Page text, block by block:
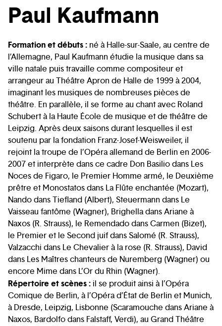
Paul Kaufmann
Formation et débuts : né à Halle-sur-Saale, au centre de
l’Allemagne, Paul Kaufmann étudie la musique dans sa
ville natale puis travaille comme compositeur et
arrangeur au Théâtre Apron de Halle de 1999 à 2004,
imaginant les musiques de nombreuses pièces de
théâtre. En parallèle, il se forme au chant avec Roland
Schubert à la Haute École de musique et de théâtre de
Leipzig. Après deux saisons durant lesquelles il est
soutenu par la fondation Franz-Josef-Weisweiler, il
rejoint la troupe de l’Opéra allemand de Berlin en 2006-
2007 et interprète dans ce cadre Don Basilio dans Les
Noces de Figaro, le Premier Homme armé, le Deuxième
prêtre et Monostatos dans La Flûte enchantée (Mozart),
Nando dans Tiefland (Albert), Steuermann dans Le
Vaisseau fantôme (Wagner), Brighella dans Ariane à
Naxos (R. Strauss), le Remendado dans Carmen (Bizet),
le Premier et le Second juif dans Salomé (R. Strauss),
Valzacchi dans Le Chevalier à la rose (R. Strauss), David
dans Les Maîtres chanteurs de Nuremberg (Wagner) ou
encore Mime dans L’Or du Rhin (Wagner).
Répertoire et scènes : il se produit ainsi à l’Opéra
Comique de Berlin, à l’Opéra d’État de Berlin et Munich,
à Dresde, Leipzig, Lisbonne (Scaramouche dans Ariane à
Naxos, Bardolfo dans Falstaff, Verdi), au Grand Théâtre